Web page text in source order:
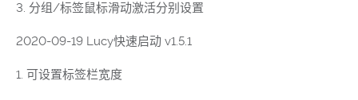
3. 分组/标签鼠标滑动激活分别设置
2020-09-19 Lucy快速启动 v1.5.1
1. 可设置标签栏宽度